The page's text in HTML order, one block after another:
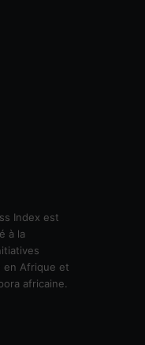
Index est
à la
en Afrique et
africaine.